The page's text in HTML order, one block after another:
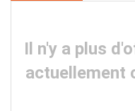
Il n'y a plus
actuellement